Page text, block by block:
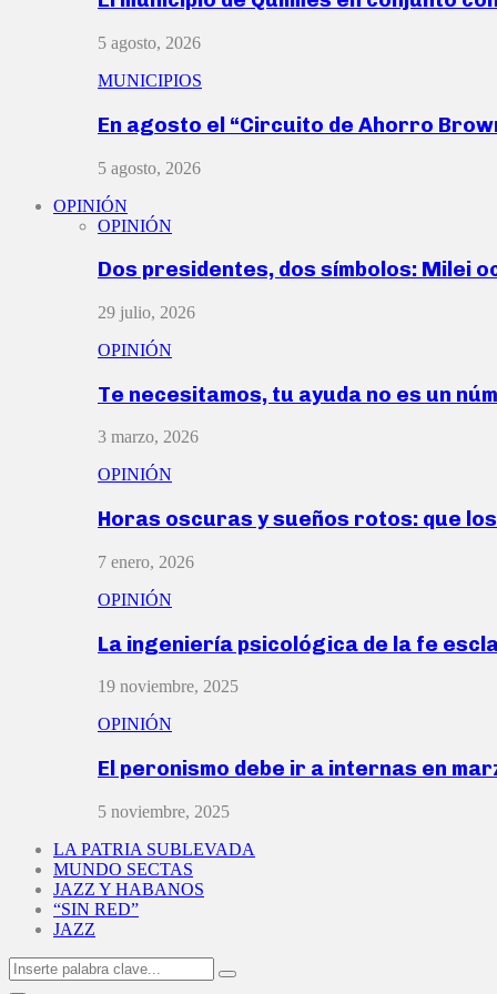
5 agosto, 2026
MUNICIPIOS
En agosto el “Circuito de Ahorro
5 agosto, 2026
OPINIÓN
OPINIÓN
Dos presidentes, dos símbolos: Milei
29 julio, 2026
OPINIÓN
Te necesitamos, tu ayuda no es un
3 marzo, 2026
OPINIÓN
Horas oscuras y sueños rotos: que
7 enero, 2026
OPINIÓN
La ingeniería psicológica de la fe
19 noviembre, 2025
OPINIÓN
El peronismo debe ir a internas en
5 noviembre, 2025
LA PATRIA SUBLEVADA
MUNDO SECTAS
JAZZ Y HABANOS
“SIN RED”
JAZZ
Search
for:
Search